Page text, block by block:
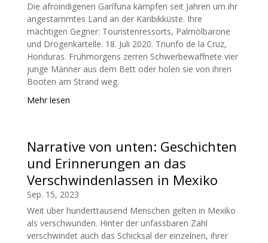
Die afroindigenen Garífuna kämpfen seit Jahren um ihr
angestammtes Land an der Karibikküste. Ihre
mächtigen Gegner: Touristenressorts, Palmölbarone
und Drogenkartelle. 18. Juli 2020. Triunfo de la Cruz,
Honduras. Frühmorgens zerren Schwerbewaffnete vier
junge Männer aus dem Bett oder holen sie von ihren
Booten am Strand weg.
Mehr lesen
Narrative von unten: Geschichten
und Erinnerungen an das
Verschwindenlassen in Mexiko
Sep. 15, 2023
Weit über hunderttausend Menschen gelten in Mexiko
als verschwunden. Hinter der unfassbaren Zahl
verschwindet auch das Schicksal der einzelnen, ihrer